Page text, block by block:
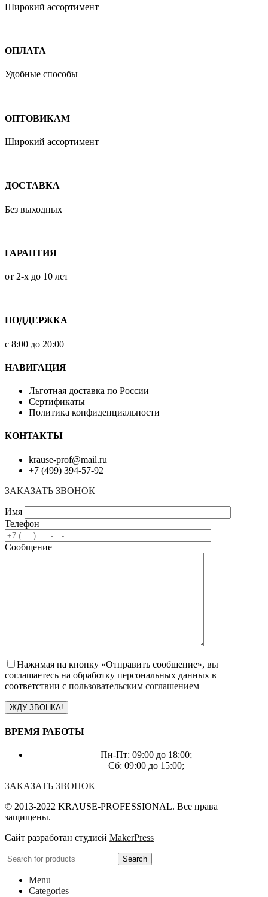
Широкий ассортимент
ОПЛАТА
Удобные способы
ОПТОВИКАМ
Широкий ассортимент
ДОСТАВКА
Без выходных
ГАРАНТИЯ
от 2-х до 10 лет
ПОДДЕРЖКА
с 8:00 до 20:00
НАВИГАЦИЯ
Льготная доставка по России
Сертификаты
Политика конфиденциальности
КОНТАКТЫ
krause-prof@mail.ru
+7 (499) 394-57-92
ЗАКАЗАТЬ ЗВОНОК
Имя
Телефон
Сообщение
Нажимая на кнопку «Отправить сообщение», вы
соглашаетесь на обработку персональных данных в
соответствии с пользовательским соглашением
ВРЕМЯ РАБОТЫ
Пн-Пт: 09:00 до 18:00;
Сб: 09:00 до 15:00;
ЗАКАЗАТЬ ЗВОНОК
© 2013-2022 KRAUSE-PROFESSIONAL. Все права
защищены.
Сайт разработан студией MakerPress
Search
Menu
Categories